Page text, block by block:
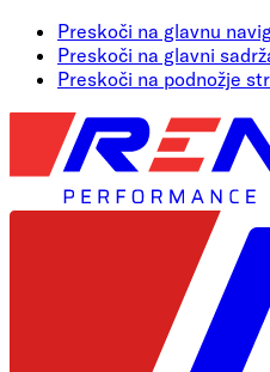
Preskoči na glavnu
Preskoči na glavni
Preskoči na podnožje